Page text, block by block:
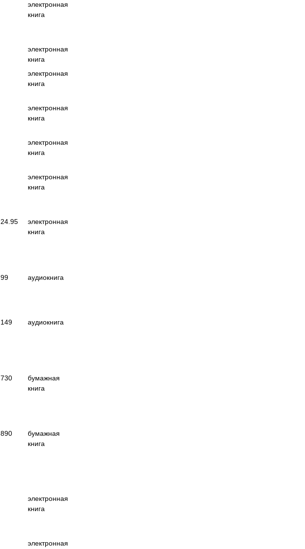
электронная
книга
электронная
книга
электронная
книга
электронная
книга
электронная
книга
электронная
книга
24.95
электронная
книга
99 аудиокнига
149 аудиокнига
730
бумажная
книга
890
бумажная
книга
электронная
книга
электронная